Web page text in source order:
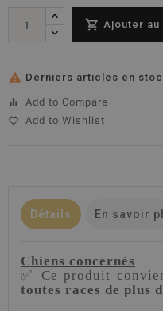
 Ajouter au
 Derniers articles en
equalizer Add to Compare
favorite_border Add to Wishlist
Détails En savoir
Chiens concernés
✅ Ce produit
toutes races de plus